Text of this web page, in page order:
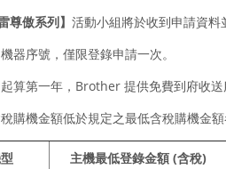
尊傲系列】 活動小組將於收到申請資料
器序號，僅限登錄申請一次。
算第一年，Brother 提供免費到府收送
購機金額低於規定之最低含稅購機金
主機最低登錄金額 (含稅)